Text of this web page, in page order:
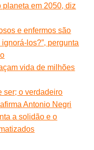
planeta em 2050, diz
e enfermos são
los?”, pergunta
vida de milhões
ser; o verdadeiro
Antonio Negri
a solidão e o